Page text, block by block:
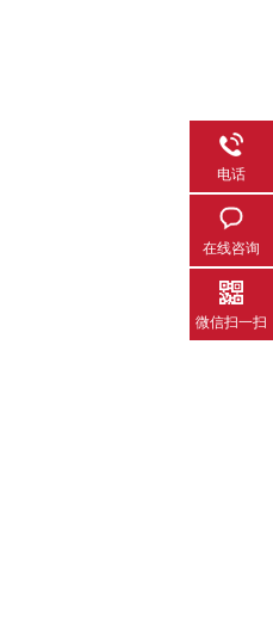
电话
在线咨询
微信扫一扫